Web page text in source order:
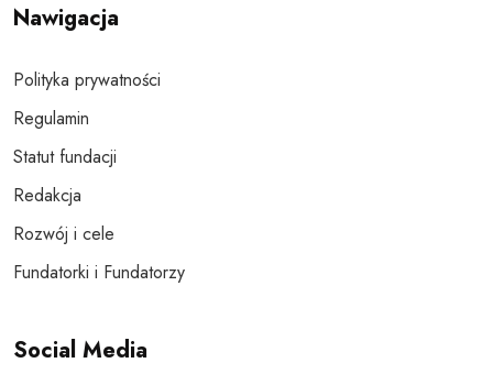
Nawigacja
Polityka prywatności
Regulamin
Statut fundacji
Redakcja
Rozwój i cele
Fundatorki i Fundatorzy
Social Media